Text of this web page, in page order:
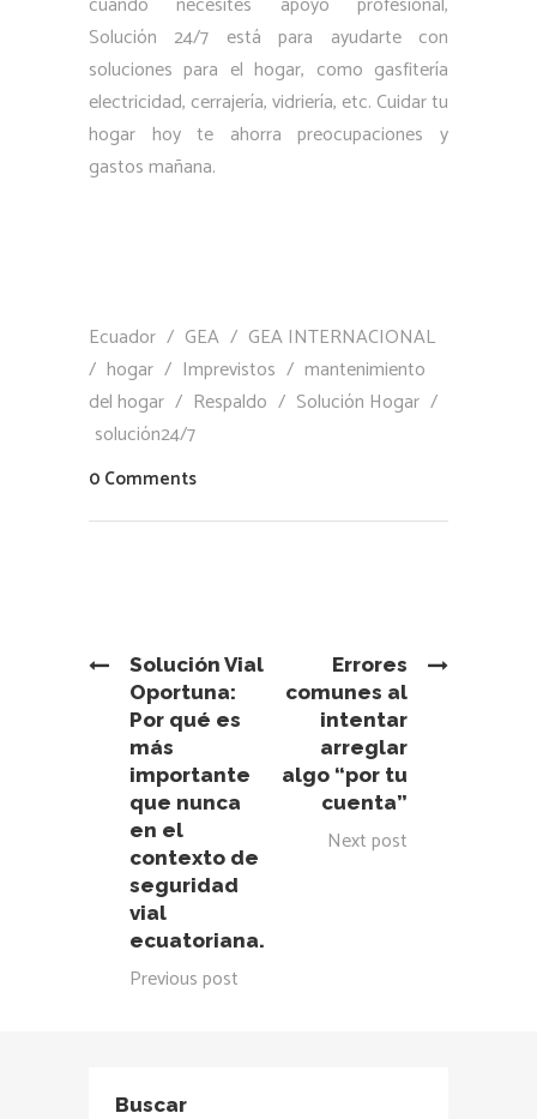
Solución 24/7 está para ayudarte con
soluciones para el hogar, como gasfitería
electricidad, cerrajería, vidriería, etc. Cuidar tu
hogar hoy te ahorra preocupaciones y
gastos mañana.
Ecuador / GEA / GEA INTERNACIONAL
/ hogar / Imprevistos / mantenimiento
del hogar / Respaldo / Solución Hogar /
solución24/7
0 Comments
Solución Vial
Oportuna:
Por qué es
más
importante
que nunca
en el
contexto de
seguridad
vial
ecuatoriana.
Previous post
Errores
comunes al
intentar
arreglar
algo “por tu
cuenta”
Next post
Buscar